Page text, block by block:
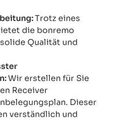
Trotz eines
die bonremo
Qualität und
Wir erstellen für Sie
Receiver
Dieser
verständlich und